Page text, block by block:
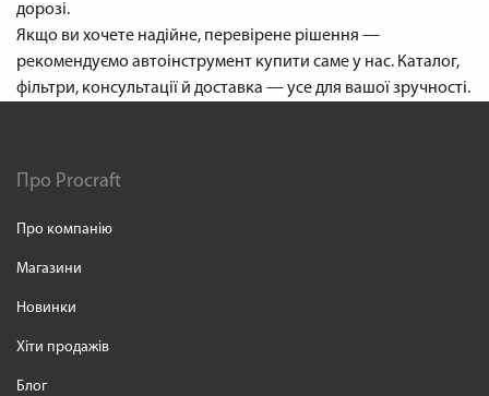
дорозі.
Якщо ви хочете надійне, перевірене рішення —
рекомендуємо автоінструмент купити саме у нас. Каталог,
фільтри, консультації й доставка — усе для вашої зручності.
Про Procraft
Про компанію
Магазини
Новинки
Хіти продажів
Блог